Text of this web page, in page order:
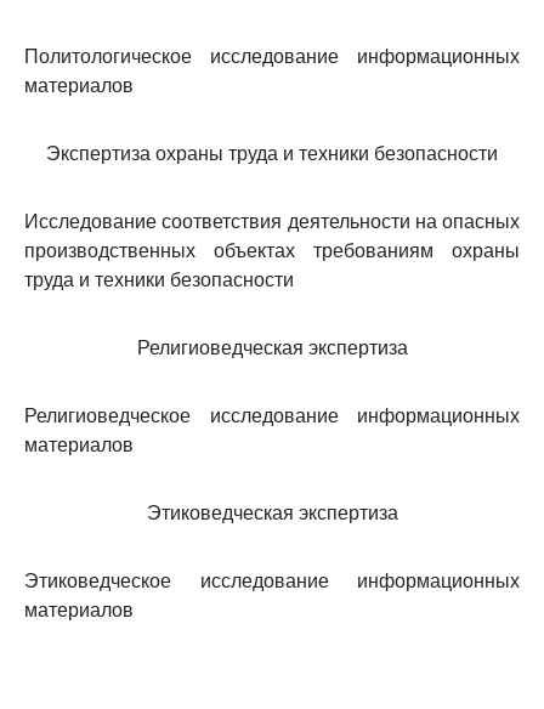
Политологическое исследование информационных
материалов
Экспертиза охраны труда и техники безопасности
Исследование соответствия деятельности на опасных
производственных объектах требованиям охраны
труда и техники безопасности
Религиоведческая экспертиза
Религиоведческое исследование информационных
материалов
Этиковедческая экспертиза
Этиковедческое исследование информационных
материалов